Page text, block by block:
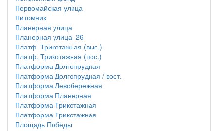
Первомайская улица
Питомник
Планерная улица
Планерная улица, 26
Платф. Трикотажная (выс.)
Платф. Трикотажная (пос.)
Платформа Долгопрудная
Платформа Долгопрудная / вост.
Платформа Левобережная
Платформа Планерная
Платформа Трикотажная
Платформа Трикотажная
Площадь Победы